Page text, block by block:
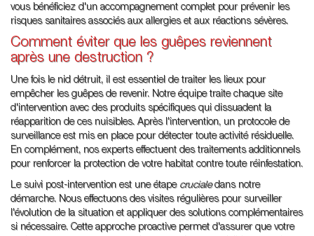
vous bénéficiez d'un accompagnement complet pour prévenir les
risques sanitaires associés aux allergies et aux réactions sévères.
Comment éviter que les guêpes reviennent
après une destruction ?
Une fois le nid détruit, il est essentiel de traiter les lieux pour
empêcher les guêpes de revenir. Notre équipe traite chaque site
d'intervention avec des produits spécifiques qui dissuadent la
réapparition de ces nuisibles. Après l'intervention, un protocole de
surveillance est mis en place pour détecter toute activité résiduelle.
En complément, nos experts effectuent des traitements additionnels
pour renforcer la protection de votre habitat contre toute réinfestation.
Le suivi post-intervention est une étape crucialedans notre
démarche. Nous effectuons des visites régulières pour surveiller
l'évolution de la situation et appliquer des solutions complémentaires
si nécessaire. Cette approche proactive permet d'assurer que votre